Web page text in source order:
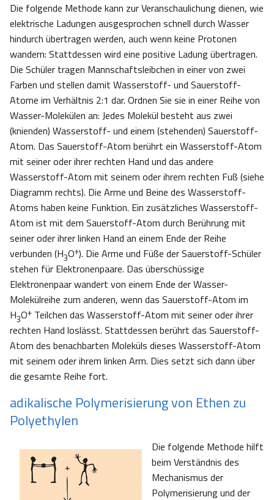
Die folgende Methode kann zur Veranschaulichung dienen, wie
elektrische Ladungen ausgesprochen schnell durch Wasser
hindurch übertragen werden, auch wenn keine Protonen
wandern: Stattdessen wird eine positive Ladung übertragen.
Die Schüler tragen Mannschaftsleibchen in einer von zwei
Farben und stellen damit Wasserstoff- und Sauerstoff-
Atome im Verhältnis 2:1 dar. Ordnen Sie sie in einer Reihe von
Wasser-Molekülen an: Jedes Molekül besteht aus zwei
(knienden) Wasserstoff- und einem (stehenden) Sauerstoff-
Atom. Das Sauerstoff-Atom berührt ein Wasserstoff-Atom
mit seiner oder ihrer rechten Hand und das andere
Wasserstoff-Atom mit seinem oder ihrem rechten Fuß (siehe
Diagramm rechts). Die Arme und Beine des Wasserstoff-
Atoms haben keine Funktion. Ein zusätzliches Wasserstoff-
Atom ist mit dem Sauerstoff-Atom durch Berührung mit
seiner oder ihrer linken Hand an einem Ende der Reihe
verbunden (H3O+). Die Arme und Füße der Sauerstoff-Schüler
stehen für Elektronenpaare. Das überschüssige
Elektronenpaar wandert von einem Ende der Wasser-
Molekülreihe zum anderen, wenn das Sauerstoff-Atom im
H3O+ Teilchen das Wasserstoff-Atom mit seiner oder ihrer
rechten Hand loslässt. Stattdessen berührt das Sauerstoff-
Atom des benachbarten Moleküls dieses Wasserstoff-Atom
mit seinem oder ihrem linken Arm. Dies setzt sich dann über
die gesamte Reihe fort.
adikalische Polymerisierung von Ethen zu
Polyethylen
Die folgende Methode hilft
beim Verständnis des
Mechanismus der
Polymerisierung und der